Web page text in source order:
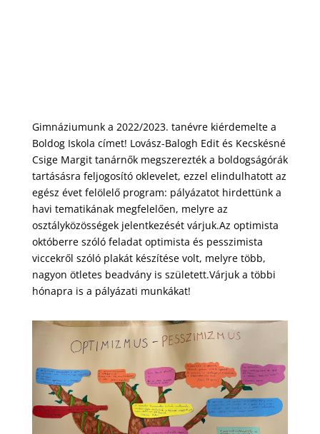
Gimnáziumunk a 2022/2023. tanévre kiérdemelte a
Boldog Iskola címet! Lovász-Balogh Edit és Kecskésné
Csige Margit tanárnők megszerezték a boldogságórák
tartásásra feljogosító oklevelet, ezzel elindulhatott az
egész évet felölelő program: pályázatot hirdettünk a
havi tematikának megfelelően, melyre az
osztályközösségek jelentkezését várjuk.Az optimista
októberre szóló feladat optimista és pesszimista
viccekről szóló plakát készítése volt, melyre több,
nagyon ötletes beadvány is született.Várjuk a többi
hónapra is a pályázati munkákat!